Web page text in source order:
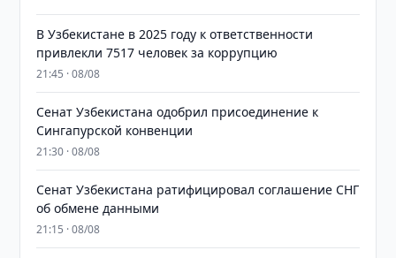
В Узбекистане в 2025 году к ответственности
привлекли 7517 человек за коррупцию
21:45 · 08/08
Сенат Узбекистана одобрил присоединение к
Сингапурской конвенции
21:30 · 08/08
Сенат Узбекистана ратифицировал соглашение СНГ
об обмене данными
21:15 · 08/08